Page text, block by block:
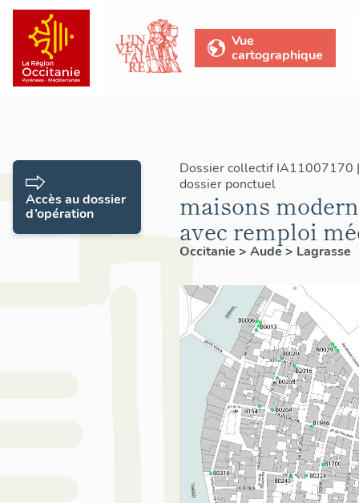
Vue
cartographique
Dossier collectif IA11007170
dossier ponctuel
maisons
avec remploi
Occitanie > Aude> Lagrasse
Accès au dossier
d’opération